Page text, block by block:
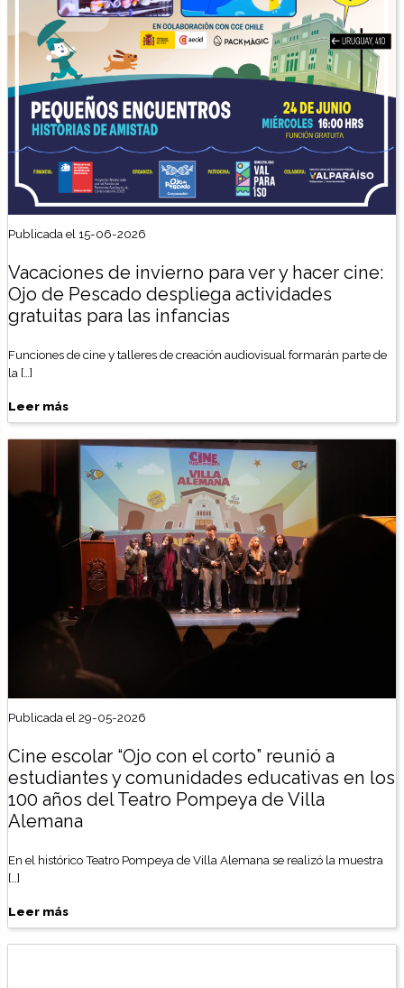
Publicada el 15-06-2026
Vacaciones de invierno para ver y hacer cine:
Ojo de Pescado despliega actividades
gratuitas para las infancias
Funciones de cine y talleres de creación audiovisual formarán parte de
la […]
Leer más
Publicada el 29-05-2026
Cine escolar “Ojo con el corto” reunió a
estudiantes y comunidades educativas en los
100 años del Teatro Pompeya de Villa
Alemana
En el histórico Teatro Pompeya de Villa Alemana se realizó la muestra
[…]
Leer más